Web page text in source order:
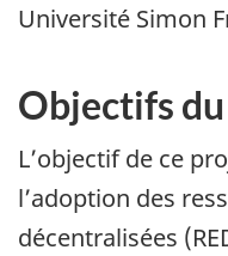
Université Simon
Objectifs
L’objectif de ce
l’adoption des
décentralisées